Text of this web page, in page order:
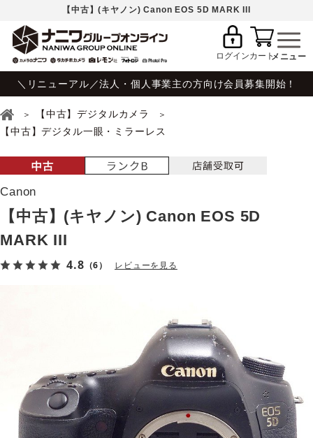
【中古】(キヤノン) Canon EOS 5D MARK III
ログインカート
＼リニューアル／法人・個人事業主の方向け会員募集開始！
【中古】デジタルカメラ
【中古】デジタル一眼・ミラーレス
Canon
【中古】(キヤノン) Canon EOS 5D
MARK III
4.8 （6） レビューを見る